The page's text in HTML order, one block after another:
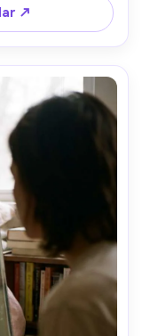
aventurero,
AR 4:5
↗